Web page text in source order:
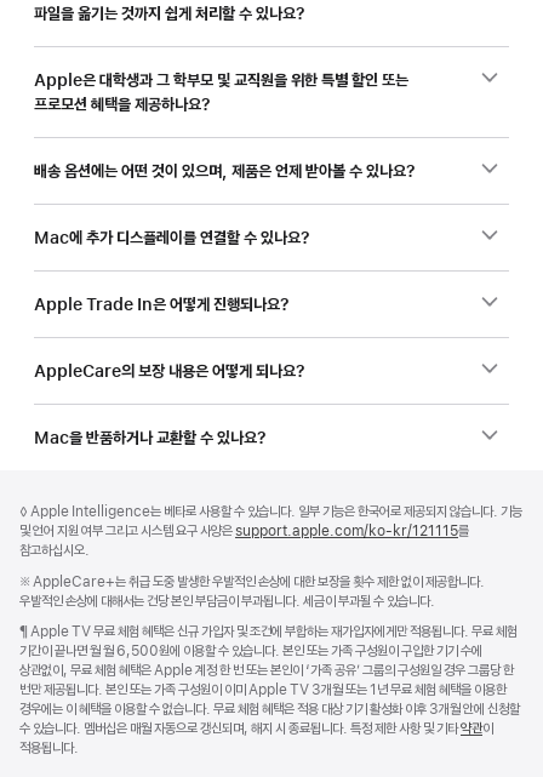
파일을 옮기는 것까지 쉽게 처리할 수 있나요?
Apple은 대학생과 그 학부모 및 교직원을 위한 특별 할인 또는
프로모션 혜택을 제공하나요?
배송 옵션에는 어떤 것이 있으며, 제품은 언제 받아볼 수 있나요?
Mac에 추가 디스플레이를 연결할 수 있나요?
Apple Trade In은 어떻게 진행되나요?
AppleCare의 보장 내용은 어떻게 되나요?
Mac을 반품하거나 교환할 수 있나요?
각주
◊ Apple Intelligence는 베타로 사용할 수 있습니다. 일부 기능은 한국어로 제공되지 않습니다. 기능
및 언어 지원 여부 그리고 시스템 요구 사양은support.apple.com/ko-kr/121115(새
를
참고하십시오.
각주
※ AppleCare+는 취급 도중 발생한 우발적인 손상에 대한 보장을 횟수 제한 없이 제공합니다.
우발적인 손상에 대해서는 건당 본인 부담금이 부과됩니다. 세금이 부과될 수 있습니다.
각주
¶ Apple TV 무료 체험 혜택은 신규 가입자 및 조건에 부합하는 재가입자에게만 적용됩니다. 무료 체험
기간이 끝나면 월 월 6,500원에 이용할 수 있습니다. 본인 또는 가족 구성원이 구입한 기기 수에
상관없이, 무료 체험 혜택은 Apple 계정 한 번 또는 본인이 ‘가족 공유’ 그룹의 구성원일 경우 그룹당 한
번만 제공됩니다. 본인 또는 가족 구성원이 이미 Apple TV 3개월 또는 1년 무료 체험 혜택을 이용한
경우에는 이 혜택을 이용할 수 없습니다. 무료 체험 혜택은 적용 대상 기기 활성화 이후 3개월 안에 신청할
수 있습니다. 멤버십은 매월 자동으로 갱신되며, 해지 시 종료됩니다. 특정 제한 사항 및 기타약관이
적용됩니다.